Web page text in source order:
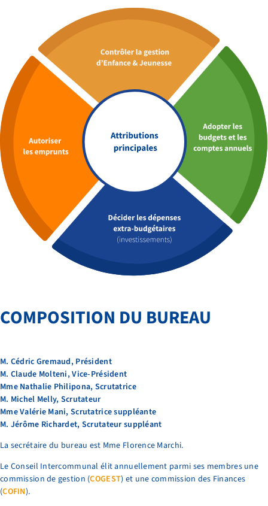
RECRUTEMENT
COMPOSITION DU BUREAU
M. Cédric Gremaud, Président
M. Claude Molteni, Vice-Président
Mme Nathalie Philipona, Scrutatrice
M. Michel Melly, Scrutateur
Mme Valérie Mani, Scrutatrice suppléante
M. Jérôme Richardet, Scrutateur suppléant
La secrétaire du bureau est Mme Florence Marchi.
Le Conseil Intercommunal élit annuellement parmi ses membres une
commission de gestion (COGEST) et une commission des Finances
(COFIN).